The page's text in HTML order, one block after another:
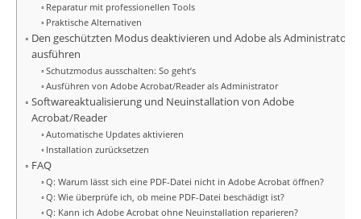
Reparatur mit professionellen Tools
Praktische Alternativen
Den geschützten Modus deaktivieren und Adobe als Administrator
ausführen
Schutzmodus ausschalten: So geht’s
Ausführen von Adobe Acrobat/Reader als Administrator
Softwareaktualisierung und Neuinstallation von Adobe
Acrobat/Reader
Automatische Updates aktivieren
Installation zurücksetzen
FAQ
Q: Warum lässt sich eine PDF-Datei nicht in Adobe Acrobat öffnen?
Q: Wie überprüfe ich, ob meine PDF-Datei beschädigt ist?
Q: Kann ich Adobe Acrobat ohne Neuinstallation reparieren?